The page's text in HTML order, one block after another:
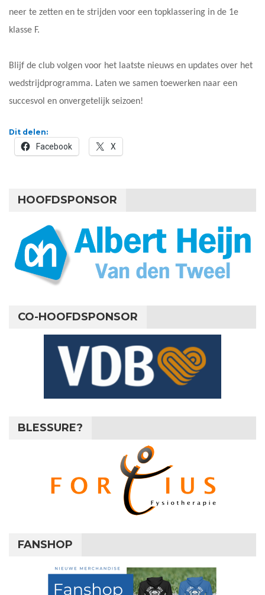
neer te zetten en te strijden voor een topklassering in de 1e
klasse F.
Blijf de club volgen voor het laatste nieuws en updates over het
wedstrijdprogramma. Laten we samen toewerken naar een
succesvol en onvergetelijk seizoen!
Dit delen:
Facebook X
HOOFDSPONSOR
CO-HOOFDSPONSOR
BLESSURE?
FANSHOP